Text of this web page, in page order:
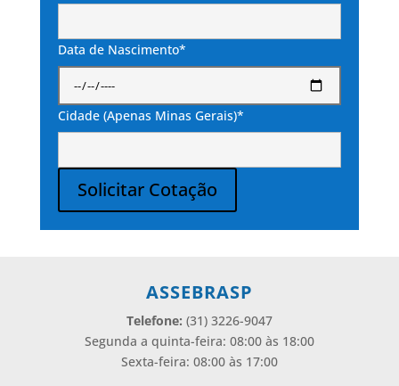
Data de Nascimento*
Cidade (Apenas Minas Gerais)*
Solicitar Cotação
ASSEBRASP
Telefone: (31) 3226-9047
Segunda a quinta-feira: 08:00 às 18:00
Sexta-feira: 08:00 às 17:00